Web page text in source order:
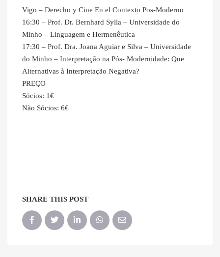
Vigo – Derecho y Cine En el Contexto Pos-Moderno
16:30 – Prof. Dr. Bernhard Sylla – Universidade do
Minho – Linguagem e Hermenêutica
17:30 – Prof. Dra. Joana Aguiar e Silva – Universidade
do Minho – Interpretação na Pós- Modernidade: Que
Alternativas à Interpretação Negativa?
PREÇO
Sócios: 1€
Não Sócios: 6€
SHARE THIS POST